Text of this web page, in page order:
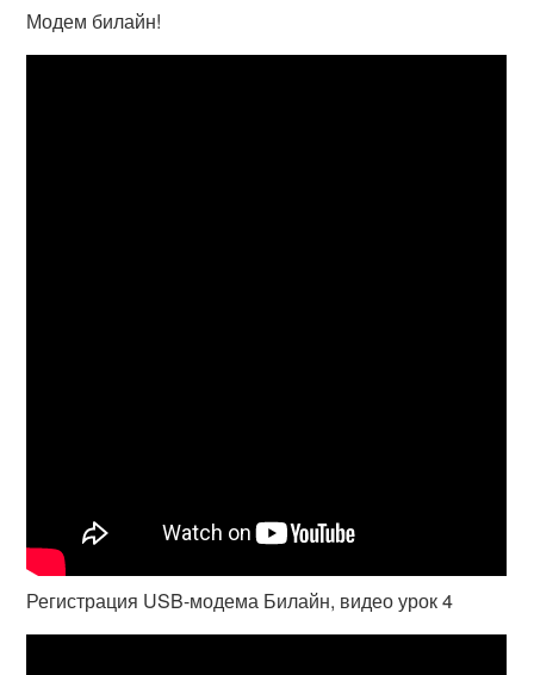
Модем билайн!
Регистрация USB-модема Билайн, видео урок 4